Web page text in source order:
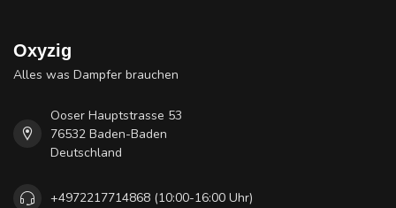
Oxyzig
Alles was Dampfer brauchen
Ooser Hauptstrasse 53
76532 Baden-Baden
Deutschland
+4972217714868 (10:00-16:00 Uhr)